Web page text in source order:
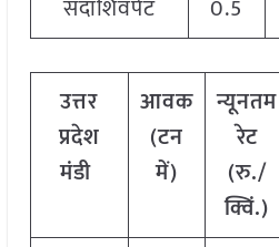
सदाशिवपेट
0.5
उत्तर
प्रदेश
मंडी
आवक
(टन
में)
न्यूनतम
रेट
(रु./
क्विं.)